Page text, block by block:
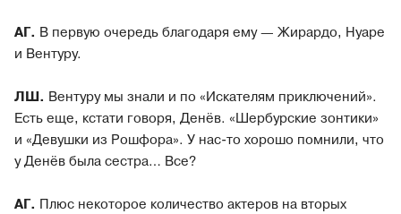
АГ. В первую очередь благодаря ему — Жирардо, Нуаре
и Вентуру.
ЛШ. Вентуру мы знали и по «Искателям приключений».
Есть еще, кстати говоря, Денёв. «Шербурские зонтики»
и «Девушки из Рошфора». У нас-то хорошо помнили, что
у Денёв была сестра… Все?
АГ. Плюс некоторое количество актеров на вторых